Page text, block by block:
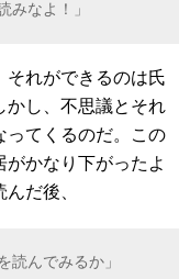
みなよ！」
それができるのは氏
かし、不思議とそれ
ってくるのだ。この
かなり下がったよ
だ後、
読んでみるか」